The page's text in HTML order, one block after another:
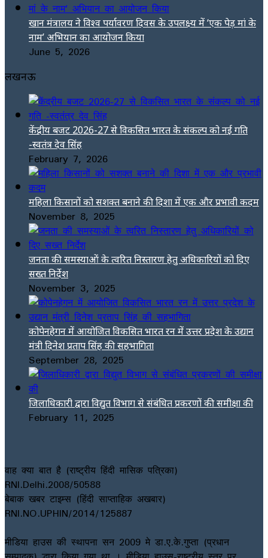
खान मंत्रालय ने विश्व पर्यावरण दिवस के उपलक्ष्य में ‘एक पेड़ मां के
नाम’ अभियान का आयोजन किया
June 5, 2026
लखनऊ
केंद्रीय बजट 2026-27 से विकसित भारत के संकल्प को नई गति
-स्वतंत्र देव सिंह
February 7, 2026
महिला किसानों को सशक्त बनाने की दिशा में एक और प्रभावी कदम
November 8, 2025
जनता की समस्याओं के त्वरित निस्तारण हेतु अधिकारियों को दिए
सख्त निर्देश
November 3, 2025
कोपेनहेगन में आयोजित विकसित भारत रन में उत्तर प्रदेश के उद्यान
मंत्री दिनेश प्रताप सिंह की सहभागिता
September 28, 2025
जिलाधिकारी द्वारा विद्युत विभाग से संबंधित प्रकरणों की समीक्षा की
February 11, 2025
वाह क्या बात है (राष्ट्रीय हिंदी मासिक पत्रिका)
RNI.Delhi.2008/50588
बेबाक खबर टाइम्स (हिंदी साप्ताहिक अखबार)
RNI.NO.UPHIN/2014/125887
मीडिया हाउस की स्थापना सन 2009 मे डा.ए.के.गुप्ता (प्रधान